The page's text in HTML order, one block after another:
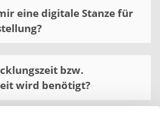
eine digitale Stanze für
bzw.
wird benötigt?